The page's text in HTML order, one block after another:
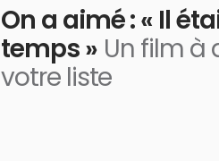
On a aimé : « Il
temps » Un film à
votre liste